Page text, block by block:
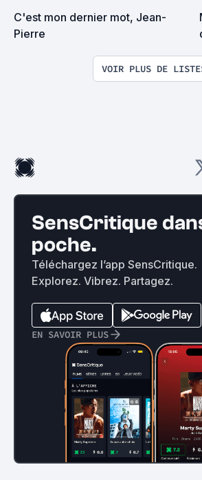
C'est mon dernier mot, Jean-
Pierre
VOIR PLUS DE
SensCritique
poche.
Téléchargez l’app SensCritique.
Explorez. Vibrez. Partagez.
EN SAVOIR PLUS